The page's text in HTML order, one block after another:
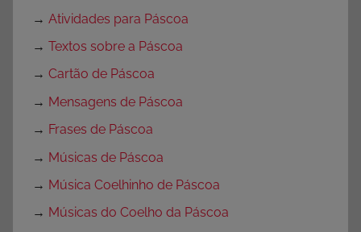
→ Atividades para Páscoa
→ Textos sobre a Páscoa
→ Cartão de Páscoa
→ Mensagens de Páscoa
→ Frases de Páscoa
→ Músicas de Páscoa
→ Música Coelhinho de Páscoa
→ Músicas do Coelho da Páscoa